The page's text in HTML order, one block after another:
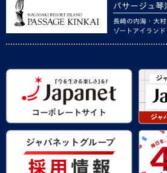
パサージュ琴
長崎の内海・大
ゾートアイランド